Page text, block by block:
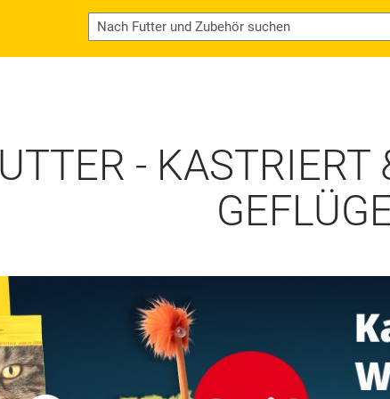
- KASTRIERT